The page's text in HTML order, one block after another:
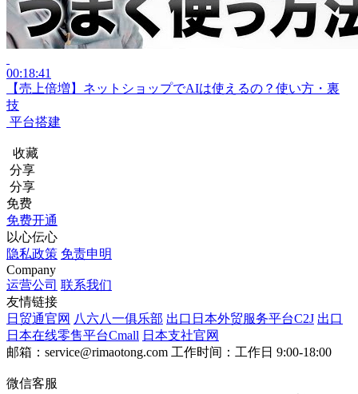
00:18:41
【売上倍増】ネットショップでAIは使えるの？使い方・裏
技
平台搭建
收藏
分享
分享
免费
免费开通
以心伝心
隐私政策 免责申明
Company
运营公司 联系我们
友情链接
日贸通官网 八六八一俱乐部 出口日本外贸服务平台C2J 出口
日本在线零售平台Cmall 日本支社官网
邮箱：service@rimaotong.com 工作时间：工作日 9:00-18:00
微信客服